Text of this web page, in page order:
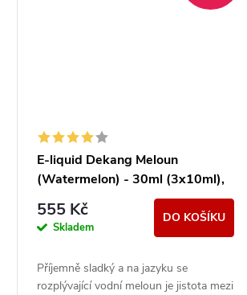
E-liquid Dekang Meloun
(Watermelon) - 30ml (3x10ml),
555 Kč
Skladem
DO KOŠÍKU
Příjemně sladký a na jazyku se
rozplývající vodní meloun je jistota mezi